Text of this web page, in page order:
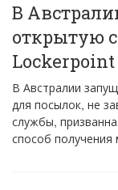
В
открытую
Lockerpoint
В Австралии
для посылок, не
службы,
способ получения